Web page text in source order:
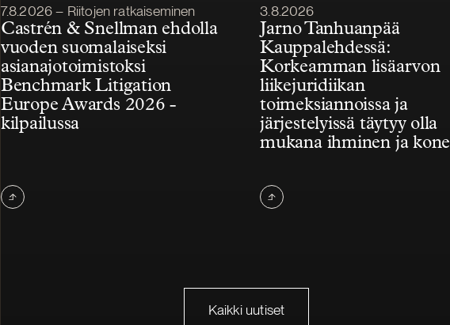
Julkaistu
7.8.2026 – Riitojen ratkaiseminen
Castrén & Snellman ehdolla
vuoden suomalaiseksi
asianajotoimistoksi
Benchmark Litigation
Europe Awards 2026 -
kilpailussa
Julkaistu
3.8.2026
Jarno Tanhuanpää
Kauppalehdessä:
Korkeamman lisäarvon
liikejuridiikan
toimeksiannoissa ja
järjestelyissä täytyy olla
mukana ihminen ja kone
Kaikki uutiset